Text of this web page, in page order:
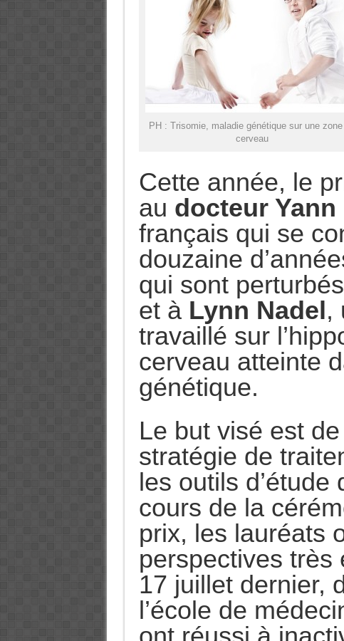
PH : Trisomie, maladie génétique sur une zone
cerveau
Cette année, le
au docteur Yann
français qui se
douzaine
qui sont
et à Lynn Nadel,
travaillé sur
cerveau atteinte
génétique.
Le but visé est
stratégie de
les outils d’étude
cours de la
prix, les lauréats
perspectives très
17 juillet dernier,
l’école de